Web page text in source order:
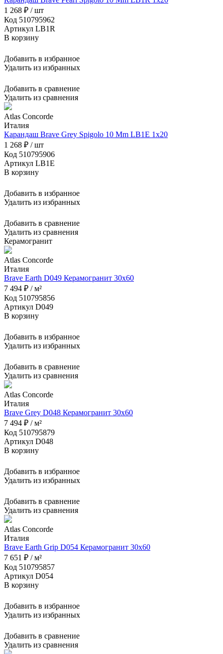
1 268 ₽ / шт
Код 510795962
Артикул LB1R
В корзину
Добавить в избранное
Удалить из избранных
Добавить в сравнение
Удалить из сравнения
Atlas Concorde
Италия
Карандаш Brave Grey Spigolo 10 Mm LB1E 1x20
1 268 ₽ / шт
Код 510795906
Артикул LB1E
В корзину
Добавить в избранное
Удалить из избранных
Добавить в сравнение
Удалить из сравнения
Керамогранит
Atlas Concorde
Италия
Brave Earth D049 Керамогранит 30x60
7 494 ₽ / м²
Код 510795856
Артикул D049
В корзину
Добавить в избранное
Удалить из избранных
Добавить в сравнение
Удалить из сравнения
Atlas Concorde
Италия
Brave Grey D048 Керамогранит 30x60
7 494 ₽ / м²
Код 510795879
Артикул D048
В корзину
Добавить в избранное
Удалить из избранных
Добавить в сравнение
Удалить из сравнения
Atlas Concorde
Италия
Brave Earth Grip D054 Керамогранит 30x60
7 651 ₽ / м²
Код 510795857
Артикул D054
В корзину
Добавить в избранное
Удалить из избранных
Добавить в сравнение
Удалить из сравнения